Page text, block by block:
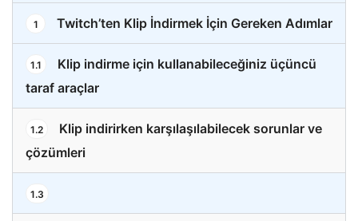
1 Twitch’ten Klip İndirmek İçin Gereken Adımlar
1.1
Klip indirme için kullanabileceğiniz üçüncü
taraf araçlar
1.2
Klip indirirken karşılaşılabilecek sorunlar ve
çözümleri
1.3